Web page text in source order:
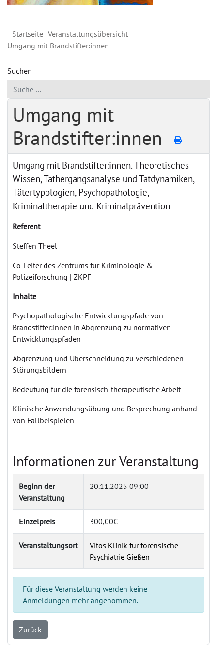
Startseite Veranstaltungsübersicht
Umgang mit Brandstifter:innen
Suchen
Umgang mit
Brandstifter:innen
Umgang mit Brandstifter:innen. Theoretisches
Wissen, Tathergangsanalyse und Tatdynamiken,
Tätertypologien, Psychopathologie,
Kriminaltherapie und Kriminalprävention
Referent
Steffen Theel
Co-Leiter des Zentrums für Kriminologie &
Polizeiforschung | ZKPF
Inhalte
Psychopathologische Entwicklungspfade von
Brandstifter:innen in Abgrenzung zu normativen
Entwicklungspfaden
Abgrenzung und Überschneidung zu verschiedenen
Störungsbildern
Bedeutung für die forensisch-therapeutische Arbeit
Klinische Anwendungsübung und Besprechung anhand
von Fallbeispielen
Informationen zur Veranstaltung
Beginn der
Veranstaltung
20.11.2025 09:00
Einzelpreis 300,00€
Veranstaltungsort
Vitos Klinik für forensische
Psychiatrie Gießen
Für diese Veranstaltung werden keine
Anmeldungen mehr angenommen.
Zurück